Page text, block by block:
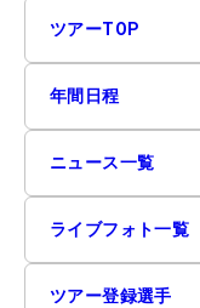
ツアーTOP
年間日程
ニュース一覧
ライブフォト一覧
ツアー登録選手